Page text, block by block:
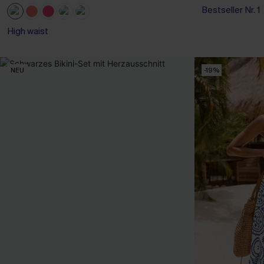
High waist
Bestseller Nr. 1
NEU -19%